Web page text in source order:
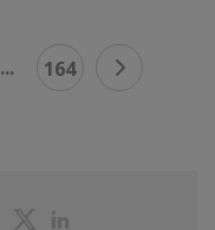
... 164
PartagerPartager